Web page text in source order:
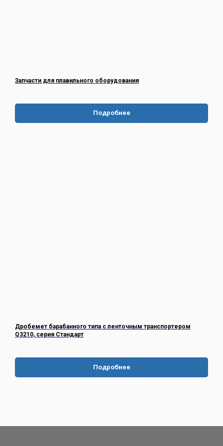
Запчасти для плавильного оборудования
Подробнее
Дробемет барабанного типа с ленточным транспортером
Q3210, серия Стандарт
Подробнее